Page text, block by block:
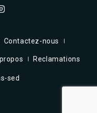
Contactez-nous
Reclamations
sed